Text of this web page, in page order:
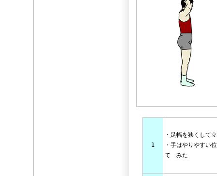
1
・足幅を狭くして
・手はやりやすい
て みた